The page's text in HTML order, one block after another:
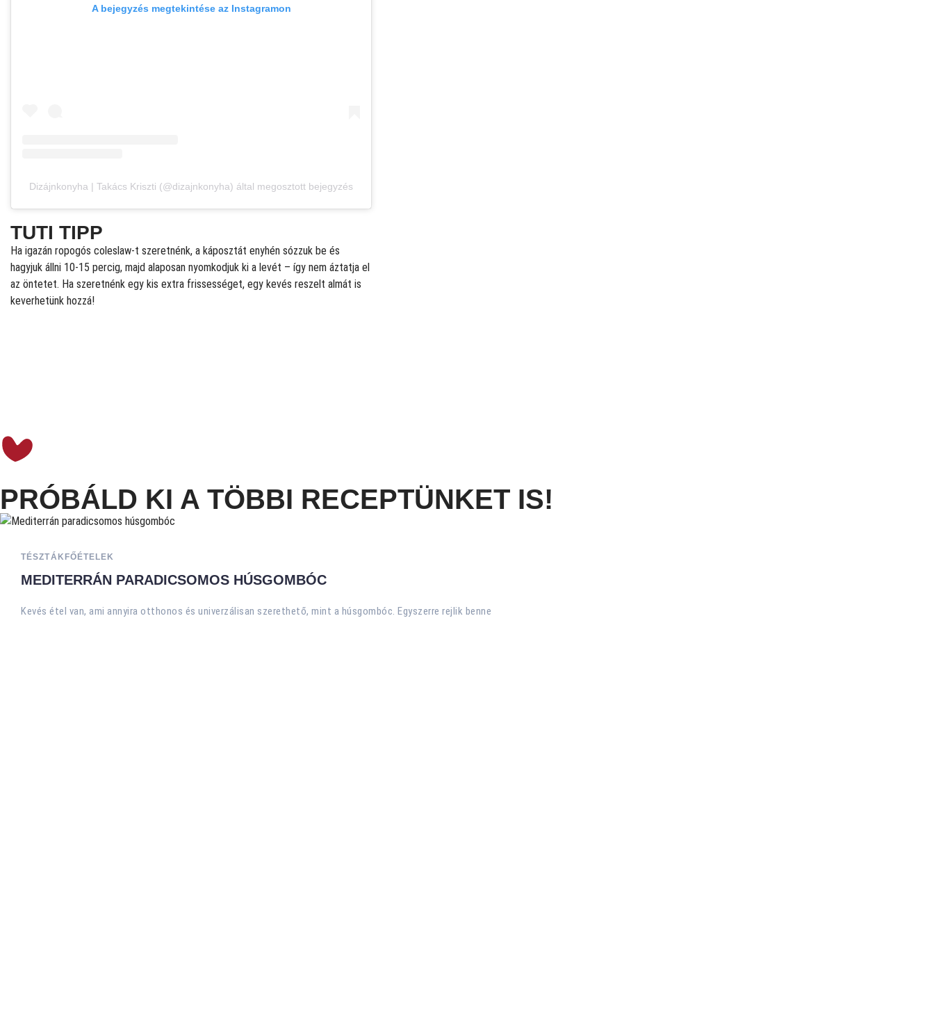
A bejegyzés megtekintése az Instagramon
Dizájnkonyha | Takács Kriszti (@dizajnkonyha) által megosztott bejegyzés
TUTI TIPP
Ha igazán ropogós coleslaw-t szeretnénk, a káposztát enyhén sózzuk be és
hagyjuk állni 10-15 percig, majd alaposan nyomkodjuk ki a levét – így nem áztatja el
az öntetet. Ha szeretnénk egy kis extra frissességet, egy kevés reszelt almát is
keverhetünk hozzá!
PRÓBÁLD KI A TÖBBI RECEPTÜNKET IS!
TÉSZTÁK FŐÉTELEK
MEDITERRÁN PARADICSOMOS HÚSGOMBÓC
Kevés étel van, ami annyira otthonos és univerzálisan szerethető, mint a húsgombóc. Egyszerre rejlik benne